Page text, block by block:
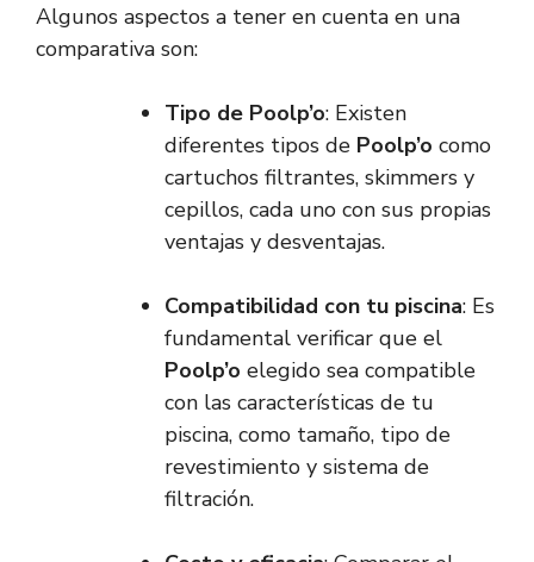
Algunos aspectos a tener en cuenta en una
comparativa son:
Tipo de Poolp’o: Existen
diferentes tipos de Poolp’o como
cartuchos filtrantes, skimmers y
cepillos, cada uno con sus propias
ventajas y desventajas.
Compatibilidad con tu piscina: Es
fundamental verificar que el
Poolp’o elegido sea compatible
con las características de tu
piscina, como tamaño, tipo de
revestimiento y sistema de
filtración.